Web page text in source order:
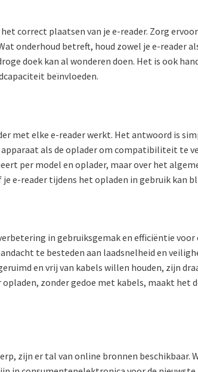
correct plaatsen van je e-reader. Zorg
onderhoud betreft, houd zowel je e-reader
doek kan al wonderen doen. Het is ook
beïnvloeden.
met elke e-reader werkt. Het antwoord is
als de oplader om compatibiliteit te
per model en oplader, maar over het
e-reader tijdens het opladen in gebruik kan
in gebruiksgemak en efficiëntie
te besteden aan laadsnelheid en
en vrij van kabels willen houden, zijn
zonder gedoe met kabels, maakt het
zijn er tal van online bronnen beschikbaar.